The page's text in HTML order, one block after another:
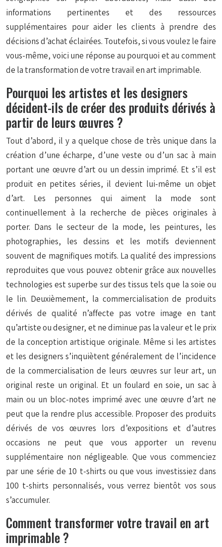
informations pertinentes et des ressources
supplémentaires pour aider les clients à prendre des
décisions d’achat éclairées. Toutefois, si vous voulez le faire
vous-même, voici une réponse au pourquoi et au comment
de la transformation de votre travail en art imprimable.
Pourquoi les artistes et les designers
décident-ils de créer des produits dérivés à
partir de leurs œuvres ?
Tout d’abord, il y a quelque chose de très unique dans la
création d’une écharpe, d’une veste ou d’un sac à main
portant une œuvre d’art ou un dessin imprimé. Et s’il est
produit en petites séries, il devient lui-même un objet
d’art. Les personnes qui aiment la mode sont
continuellement à la recherche de pièces originales à
porter. Dans le secteur de la mode, les peintures, les
photographies, les dessins et les motifs deviennent
souvent de magnifiques motifs. La qualité des impressions
reproduites que vous pouvez obtenir grâce aux nouvelles
technologies est superbe sur des tissus tels que la soie ou
le lin. Deuxièmement, la commercialisation de produits
dérivés de qualité n’affecte pas votre image en tant
qu’artiste ou designer, et ne diminue pas la valeur et le prix
de la conception artistique originale. Même si les artistes
et les designers s’inquiètent généralement de l’incidence
de la commercialisation de leurs œuvres sur leur art, un
original reste un original. Et un foulard en soie, un sac à
main ou un bloc-notes imprimé avec une œuvre d’art ne
peut que la rendre plus accessible. Proposer des produits
dérivés de vos œuvres lors d’expositions et d’autres
occasions ne peut que vous apporter un revenu
supplémentaire non négligeable. Que vous commenciez
par une série de 10 t-shirts ou que vous investissiez dans
100 t-shirts personnalisés, vous verrez bientôt vos sous
s’accumuler.
Comment transformer votre travail en art
imprimable ?